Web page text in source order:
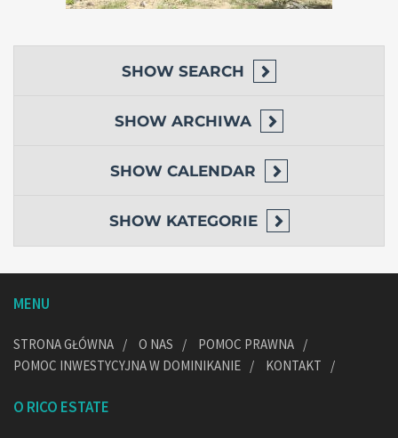
SHOW SEARCH
SHOW ARCHIWA
SHOW CALENDAR
SHOW KATEGORIE
MENU
STRONA GŁÓWNA O NAS
POMOC PRAWNA
POMOC INWESTYCYJNA W DOMINIKANIE
KONTAKT
O RICO ESTATE